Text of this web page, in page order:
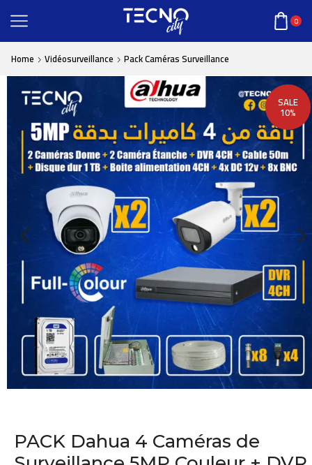
0
Home Vidéosurveillance Pack Caméras Surveillance
SALE
10%
PACK Dahua 4 Caméras de